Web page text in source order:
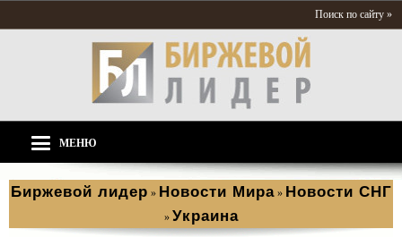
Поиск по сайту »
МЕНЮ
Биржевой лидер » Новости Мира » Новости СНГ
» Украина